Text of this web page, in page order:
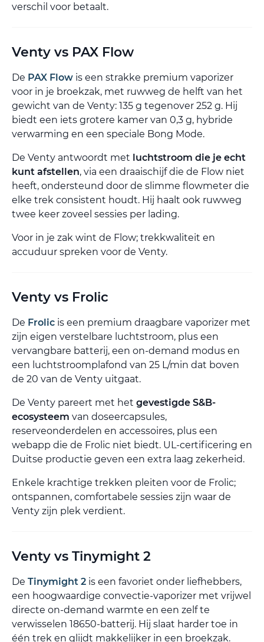
verschil voor betaalt.
Venty vs PAX Flow
De PAX Flow is een strakke premium vaporizer
voor in je broekzak, met ruwweg de helft van het
gewicht van de Venty: 135 g tegenover 252 g. Hij
biedt een iets grotere kamer van 0,3 g, hybride
verwarming en een speciale Bong Mode.
De Venty antwoordt met luchtstroom die je echt
kunt afstellen, via een draaischijf die de Flow niet
heeft, ondersteund door de slimme flowmeter die
elke trek consistent houdt. Hij haalt ook ruwweg
twee keer zoveel sessies per lading.
Voor in je zak wint de Flow; trekkwaliteit en
accuduur spreken voor de Venty.
Venty vs Frolic
De Frolic is een premium draagbare vaporizer met
zijn eigen verstelbare luchtstroom, plus een
vervangbare batterij, een on-demand modus en
een luchtstroomplafond van 25 L/min dat boven
de 20 van de Venty uitgaat.
De Venty pareert met het gevestigde S&B-
ecosysteem van doseercapsules,
reserveonderdelen en accessoires, plus een
webapp die de Frolic niet biedt. UL-certificering en
Duitse productie geven een extra laag zekerheid.
Enkele krachtige trekken pleiten voor de Frolic;
ontspannen, comfortabele sessies zijn waar de
Venty zijn plek verdient.
Venty vs Tinymight 2
De Tinymight 2 is een favoriet onder liefhebbers,
een hoogwaardige convectie-vaporizer met vrijwel
directe on-demand warmte en een zelf te
verwisselen 18650-batterij. Hij slaat harder toe in
één trek en glijdt makkelijker in een broekzak.